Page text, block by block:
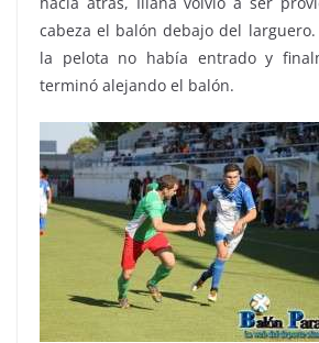
cabeza el balón debajo del
la pelota no había entrado y
terminó alejando el balón.